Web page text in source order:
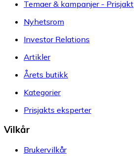
Temaer & kampanjer - Prisjakt
Nyhetsrom
Investor Relations
Artikler
Årets butikk
Kategorier
Prisjakts eksperter
Vilkår
Brukervilkår